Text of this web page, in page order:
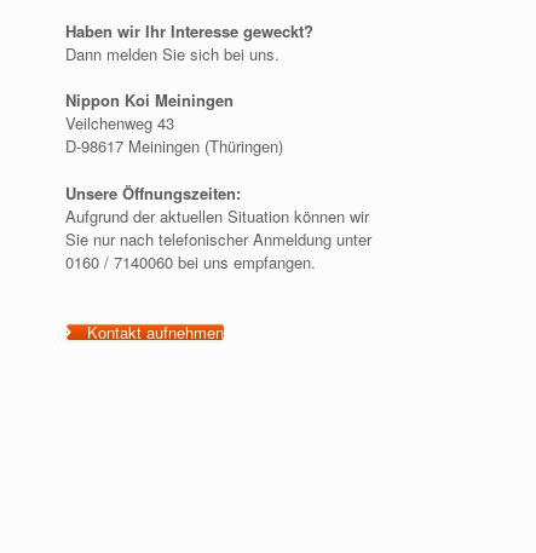
Haben wir Ihr Interesse geweckt?
Dann melden Sie sich bei uns.
Nippon Koi Meiningen
Veilchenweg 43
D-98617 Meiningen (Thüringen)
Unsere Öffnungszeiten:
Aufgrund der aktuellen Situation können wir
Sie nur nach telefonischer Anmeldung unter
0160 / 7140060 bei uns empfangen.
Kontakt aufnehmen